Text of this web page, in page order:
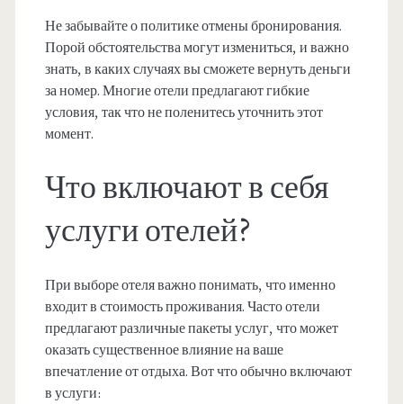
Не забывайте о политике отмены бронирования.
Порой обстоятельства могут измениться, и важно
знать, в каких случаях вы сможете вернуть деньги
за номер. Многие отели предлагают гибкие
условия, так что не поленитесь уточнить этот
момент.
Что включают в себя
услуги отелей?
При выборе отеля важно понимать, что именно
входит в стоимость проживания. Часто отели
предлагают различные пакеты услуг, что может
оказать существенное влияние на ваше
впечатление от отдыха. Вот что обычно включают
в услуги: